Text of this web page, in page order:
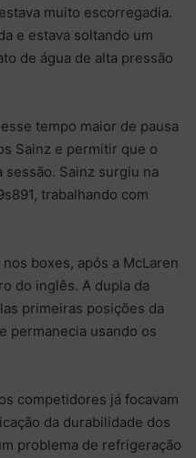
muito escorregadia.
e estava soltando um
de água de alta pressão
tempo maior de pausa
Sainz e permitir que o
Sainz surgiu na
trabalhando com
boxes, após a McLaren
do inglês. A dupla da
primeiras posições da
permanecia usando os
competidores já focavam
da durabilidade dos
problema de refrigeração